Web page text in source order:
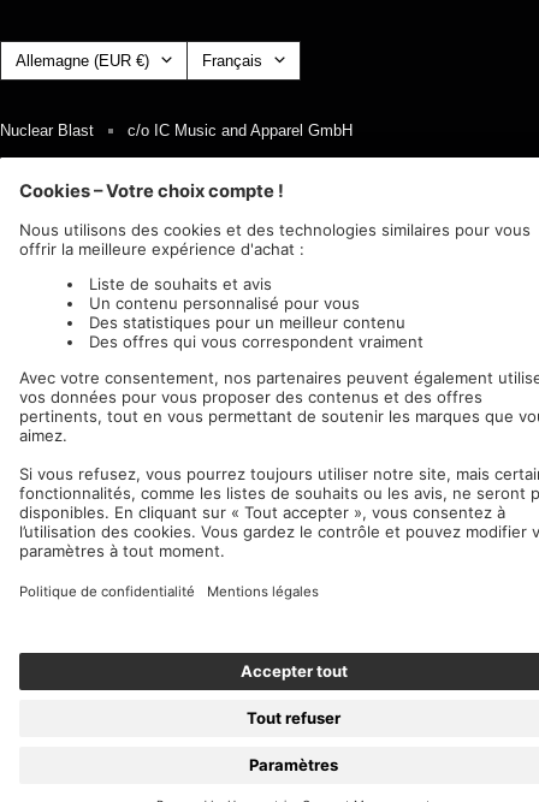
Pays/région Allemagne (EUR €) Langue
Français
Nuclear Blast c/o IC Music and Apparel GmbH
Nous acceptons